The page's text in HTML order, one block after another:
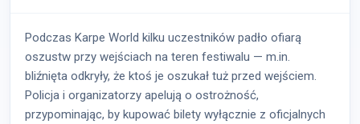
Podczas Karpe World kilku uczestników padło ofiarą
oszustw przy wejściach na teren festiwalu — m.in.
bliźnięta odkryły, że ktoś je oszukał tuż przed wejściem.
Policja i organizatorzy apelują o ostrożność,
przypominając, by kupować bilety wyłącznie z oficjalnych